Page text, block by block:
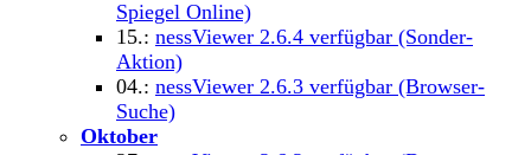
Spiegel Online)
15.: nessViewer 2.6.4 verfügbar (Sonder-
Aktion)
04.: nessViewer 2.6.3 verfügbar (Browser-
Suche)
Oktober